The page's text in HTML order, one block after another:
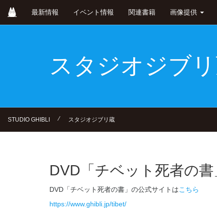
main
最新情報 イベント情報 関連書籍 画像提供
スタジオジブ
STUDIO GHIBLI ⁄ スタジオジブリ蔵
DVD「チベット死者の
DVD「チベット死者の書」の公式サイトはこちら
https://www.ghibli.jp/tibet/